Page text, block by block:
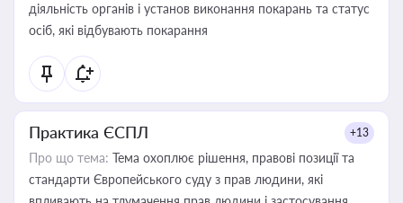
діяльність органів і установ виконання покарань та статус
осіб, які відбувають покарання
Практика ЄСПЛ +13
Про що тема: Тема охоплює рішення, правові позиції та
стандарти Європейського суду з прав людини, які